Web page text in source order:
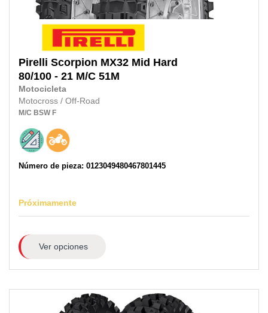
Pirelli Scorpion MX32 Mid Hard
80/100 - 21 M/C 51M
Motocicleta
Motocross / Off-Road
M/C BSW F
Número de pieza: 0123049480467801445
Próximamente
Ver opciones